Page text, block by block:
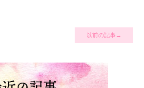
以前の記事→